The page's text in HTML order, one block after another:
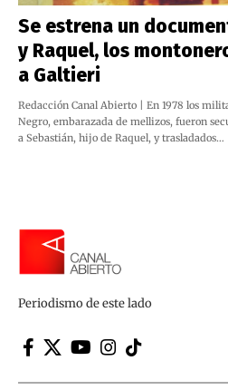
Se estrena un
y Raquel, los
a Galtieri
Redacción Canal Abierto | En 1978 los
Negro, embarazada de mellizos, fueron
a Sebastián, hijo de Raquel, y trasladados…
Periodismo de este lado